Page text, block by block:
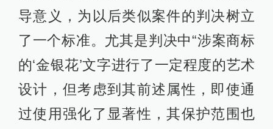
导意义，为以后类似案件的判决树立
了一个标准。尤其是判决中“涉案商标
的‘金银花’文字进行了一定程度的艺术
设计，但考虑到其前述属性，即使通
过使用强化了显著性，其保护范围也